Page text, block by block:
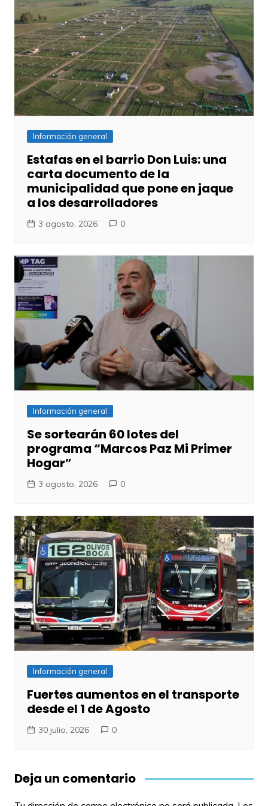
Información general
Estafas en el barrio Don Luis: una
carta documento de la
municipalidad que pone en jaque
a los desarrolladores
3 agosto, 2026 0
Información general
Se sortearán 60 lotes del
programa “Marcos Paz Mi Primer
Hogar”
3 agosto, 2026 0
Información general
Fuertes aumentos en el transporte
desde el 1 de Agosto
30 julio, 2026 0
Deja un comentario